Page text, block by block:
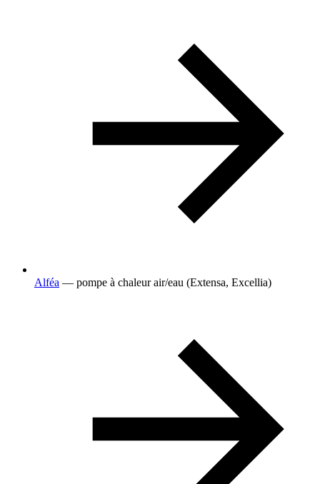
Alféa — pompe à chaleur air/eau (Extensa, Excellia)